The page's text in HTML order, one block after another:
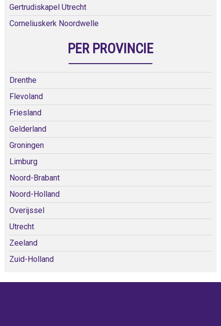
Gertrudiskapel Utrecht
Corneliuskerk Noordwelle
PER PROVINCIE
Drenthe
Flevoland
Friesland
Gelderland
Groningen
Limburg
Noord-Brabant
Noord-Holland
Overijssel
Utrecht
Zeeland
Zuid-Holland